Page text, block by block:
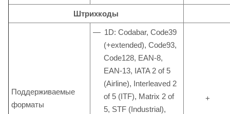
Штрихкоды
Поддерживаемые
форматы
1D: Codabar, Code39
(+extended), Code93,
Code128, EAN-8,
EAN-13, IATA 2 of 5
(Airline), Interleaved 2
of 5 (ITF), Matrix 2 of
5, STF (Industrial),
+